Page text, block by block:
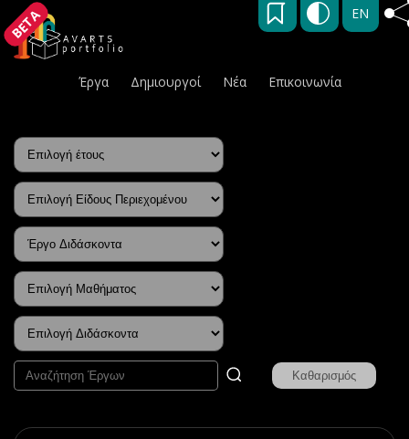
BETA EN
Έργα Δημιουργοί Νέα Επικοινωνία